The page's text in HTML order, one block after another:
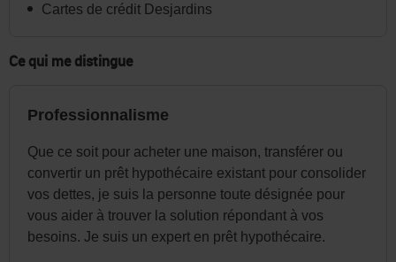
Cartes de crédit Desjardins
Ce qui me distingue
Professionnalisme
Que ce soit pour acheter une maison, transférer ou
convertir un prêt hypothécaire existant pour consolider
vos dettes, je suis la personne toute désignée pour
vous aider à trouver la solution répondant à vos
besoins. Je suis un expert en prêt hypothécaire.
besoin.